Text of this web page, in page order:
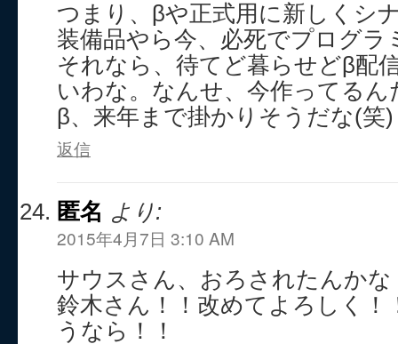
つまり、βや正式用に新しくシ
装備品やら今、必死でプログ
それなら、待てど暮らせどβ配
いわな。なんせ、今作ってる
β、来年まで掛かりそうだな(笑)
返信
匿名 より:
2015年4月7日 3:10 AM
サウスさん、おろされたんか
鈴木さん！！改めてよろしく！
うなら！！